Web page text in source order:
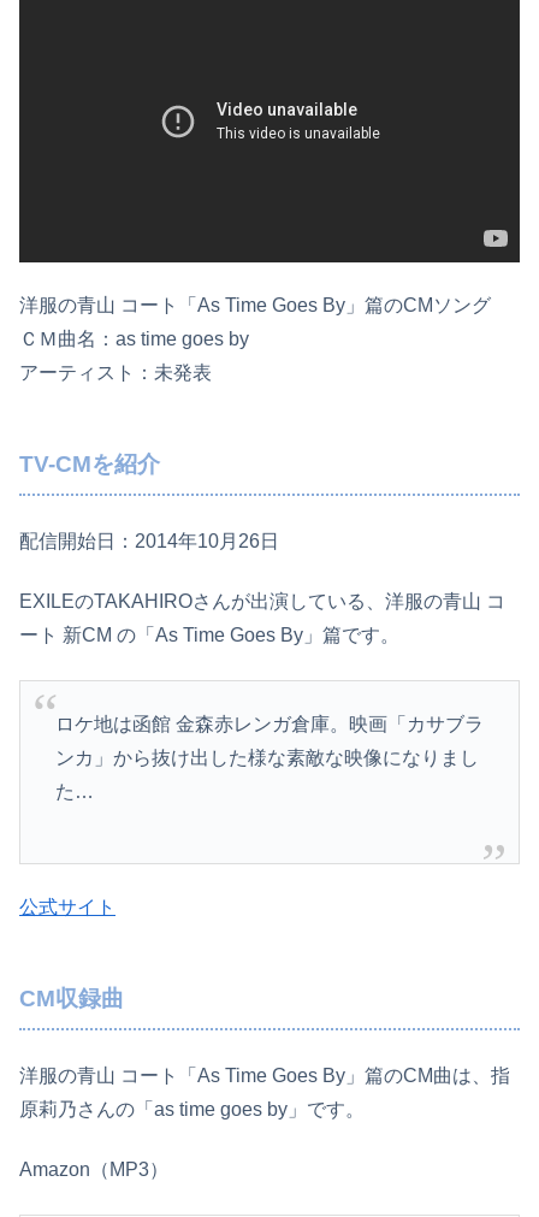
洋服の青山 コート「As Time Goes By」篇のCMソング
ＣＭ曲名：as time goes by
アーティスト：未発表
TV-CMを紹介
配信開始日：2014年10月26日
EXILEのTAKAHIROさんが出演している、洋服の青山 コ
ート 新CM の「As Time Goes By」篇です。
ロケ地は函館 金森赤レンガ倉庫。映画「カサブラ
ンカ」から抜け出した様な素敵な映像になりまし
た…
公式サイト
CM収録曲
洋服の青山 コート「As Time Goes By」篇のCM曲は、指
原莉乃さんの「as time goes by」です。
Amazon（MP3）